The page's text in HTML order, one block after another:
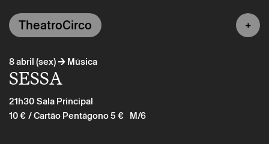
8 abril (sex)→Música
SESSA
21h30Sala Principal
10 €/ Cartão Pentágono 5 € M/6
TheatroCirco